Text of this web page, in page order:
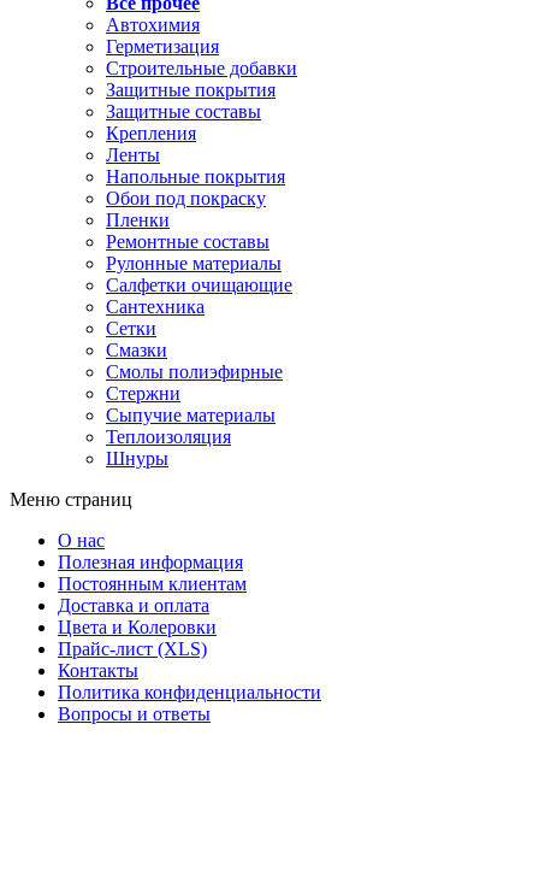
Автохимия
Герметизация
Строительные добавки
Защитные покрытия
Защитные составы
Крепления
Ленты
Напольные покрытия
Обои под покраску
Пленки
Ремонтные составы
Рулонные материалы
Салфетки очищающие
Сантехника
Сетки
Смазки
Смолы полиэфирные
Стержни
Сыпучие материалы
Теплоизоляция
Шнуры
Меню страниц
О нас
Полезная информация
Постоянным клиентам
Доставка и оплата
Цвета и Колеровки
Прайс-лист (XLS)
Контакты
Политика конфиденциальности
Вопросы и ответы